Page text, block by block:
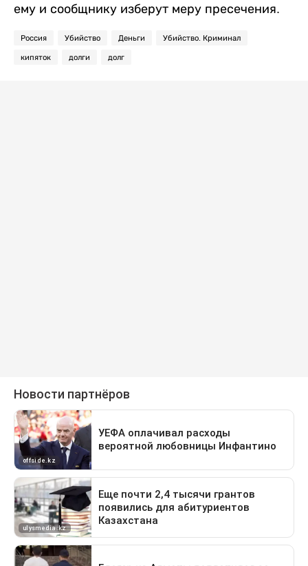
ему и сообщнику изберут меру пресечения.
Россия Убийство Деньги Убийство. Криминал
кипяток долги долг